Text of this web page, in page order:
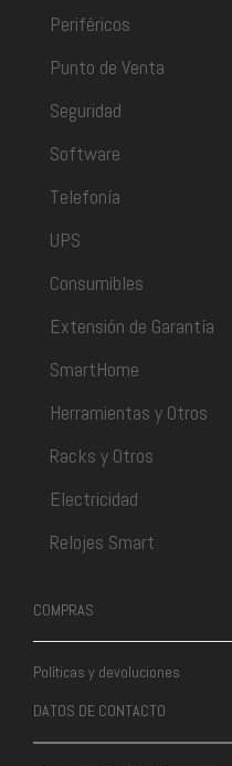
Periféricos
Punto de Venta
Seguridad
Software
Telefonía
UPS
Consumibles
Extensión de Garantía
SmartHome
Herramientas y Otros
Racks y Otros
Electricidad
Relojes Smart
COMPRAS
Políticas y devoluciones
DATOS DE CONTACTO